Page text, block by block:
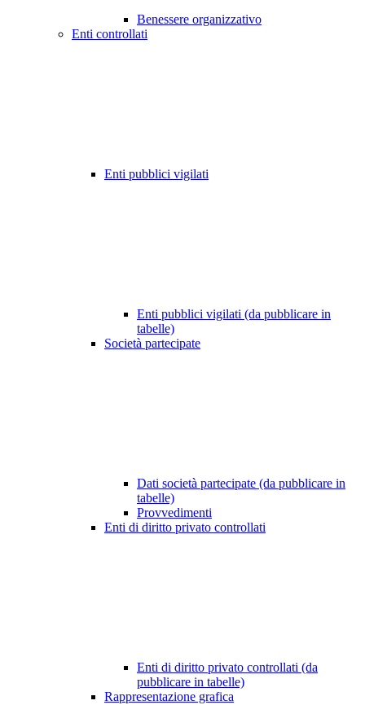
Benessere organizzativo
Enti controllati
Enti pubblici vigilati
Enti pubblici vigilati (da pubblicare in
tabelle)
Società partecipate
Dati società partecipate (da pubblicare in
tabelle)
Provvedimenti
Enti di diritto privato controllati
Enti di diritto privato controllati (da
pubblicare in tabelle)
Rappresentazione grafica